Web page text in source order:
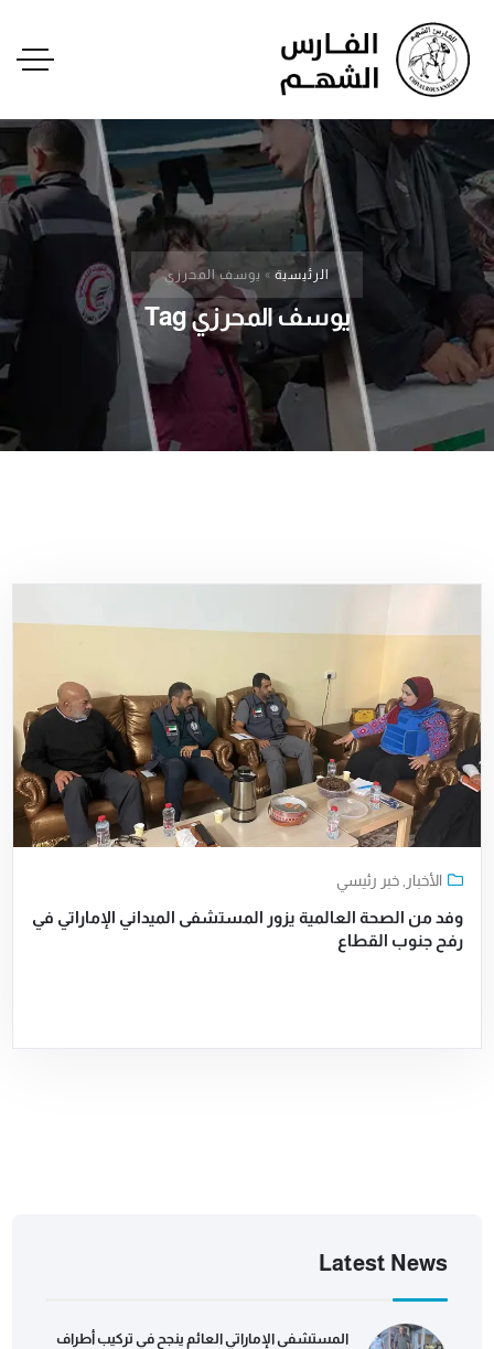
الرئيسية » يوسف المحرزي
يوسف المحرزي Tag
الأخبار ,خبر رئيسي
وفد من الصحة العالمية يزور المستشفى الميداني الإماراتي في
رفح جنوب القطاع
Latest News
المستشفى الإماراتي العائم ينجح في تركيب أطراف